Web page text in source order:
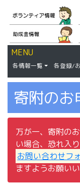
MENU
各情報一覧 各登録/
寄附のお
万が一、寄附の
い場合、恐れ入り
お問い合わせフ
ますようお願いい